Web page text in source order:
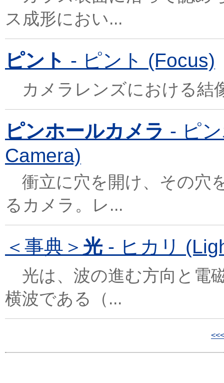
ス成形におい...
ピント - ピント (Focus)
カメラレンズにおける結
ピンホールカメラ - ピ
Camera)
衝立に穴を開け、その穴
るカメラ。レ...
＜事典＞ 光 - ヒカリ
光は、波の進む方向と電
横波である（...
<<<